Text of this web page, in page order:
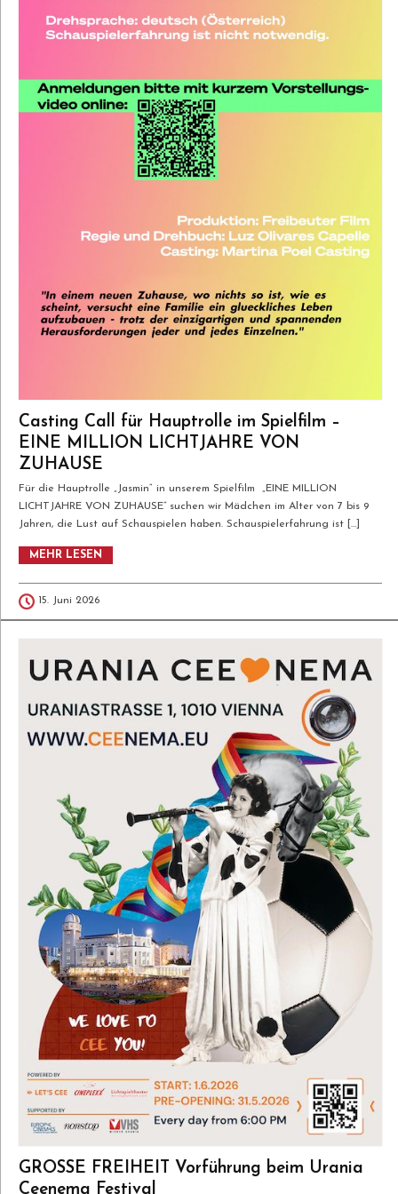
(Pollheimerstraße 17, 4600 Wels) 18.06.
LINZ | 20:00 | City Kino (Graben 30,
19.06. WIEN | 20:00 | Votiv Kino
(Währinger Str. 12, 1090 Wien) | in
Anwesenheit des Teams und der
Protagonist:innen 23.06. INNSBRUCK |
Für die Hauptrolle „Jasmin“ in unserem
Spielfilm „EINE MILLION LICHTJAHRE
VON ZUHAUSE” suchen wir Mädchen im
Alter von 7 bis 9 Jahren, die Lust auf
Schauspielen haben. Schauspielerfahrung
ist nicht zwingend notwendig! Regie &
Buch: Luz Olivares Capelle Casting
Director: Martina Poel Produktion:
FreibeuterFilm Wir freuen uns über eure
Bewerbungen!
Casting Call für Hauptrolle im Spielfilm –
EINE MILLION LICHTJAHRE VON
ZUHAUSE
Für die Hauptrolle „Jasmin“ in unserem Spielfilm „EINE MILLION
LICHTJAHRE VON ZUHAUSE” suchen wir Mädchen im Alter von 7 bis 9
Jahren, die Lust auf Schauspielen haben. Schauspielerfahrung ist […]
MEHR LESEN
15. Juni 2026
GROSSE FREIHEIT Vorführung beim Urania
Ceenema Festival